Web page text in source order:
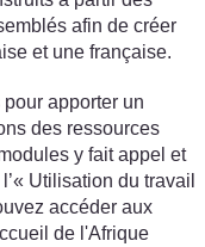
afin de créer
et une française.
apporter un
des ressources
y fait appel et
Utilisation du travail
accéder aux
de l'Afrique